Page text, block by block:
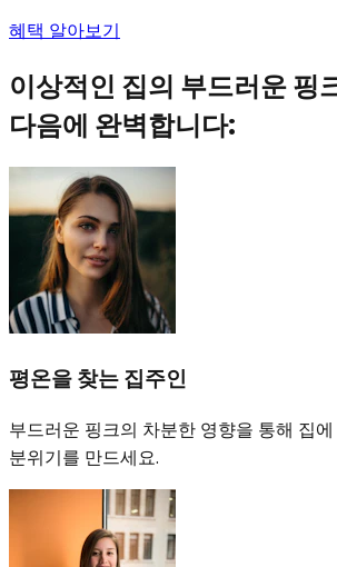
혜택 알아보기
이상적인 집의 부드러운 핑
다음에 완벽합니다:
평온을 찾는 집주인
부드러운 핑크의 차분한 영향을 통해 집
분위기를 만드세요.